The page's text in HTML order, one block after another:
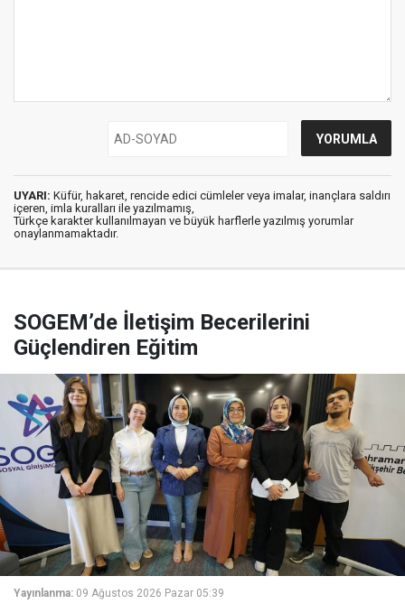
UYARI: Küfür, hakaret, rencide edici cümleler veya imalar, inançlara saldırı
içeren, imla kuralları ile yazılmamış,
Türkçe karakter kullanılmayan ve büyük harflerle yazılmış yorumlar
onaylanmamaktadır.
SOGEM’de İletişim Becerilerini
Güçlendiren Eğitim
Yayınlanma: 09 Ağustos 2026 Pazar 05:39